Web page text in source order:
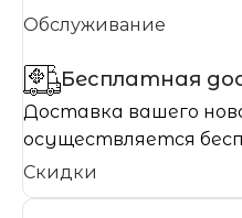
Обслуживание
Бесплатная
Доставка вашего
осуществляется
Скидки